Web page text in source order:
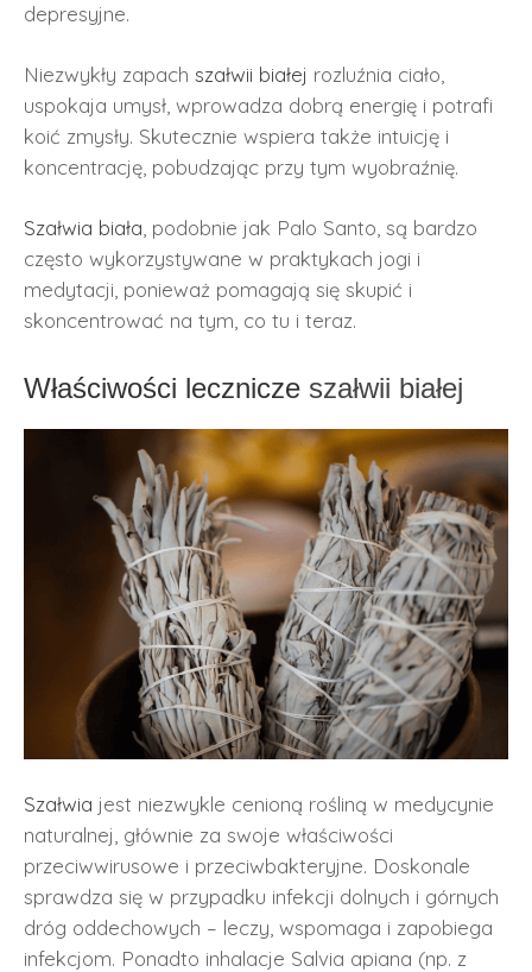
depresyjne.
Niezwykły zapach szałwii białej rozluźnia ciało,
uspokaja umysł, wprowadza dobrą energię i potrafi
koić zmysły. Skutecznie wspiera także intuicję i
koncentrację, pobudzając przy tym wyobraźnię.
Szałwia biała, podobnie jak Palo Santo, są bardzo
często wykorzystywane w praktykach jogi i
medytacji, ponieważ pomagają się skupić i
skoncentrować na tym, co tu i teraz.
Właściwości lecznicze szałwii białej
Szałwia jest niezwykle cenioną rośliną w medycynie
naturalnej, głównie za swoje właściwości
przeciwwirusowe i przeciwbakteryjne. Doskonale
sprawdza się w przypadku infekcji dolnych i górnych
dróg oddechowych – leczy, wspomaga i zapobiega
infekcjom. Ponadto inhalacje Salvia apiana (np. z